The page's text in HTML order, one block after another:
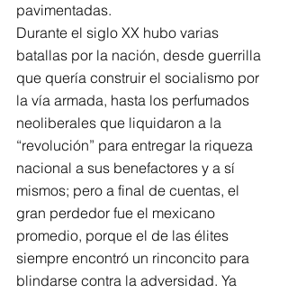
pavimentadas.
Durante el siglo XX hubo varias
batallas por la nación, desde guerrilla
que quería construir el socialismo por
la vía armada, hasta los perfumados
neoliberales que liquidaron a la
“revolución” para entregar la riqueza
nacional a sus benefactores y a sí
mismos; pero a final de cuentas, el
gran perdedor fue el mexicano
promedio, porque el de las élites
siempre encontró un rinconcito para
blindarse contra la adversidad. Ya